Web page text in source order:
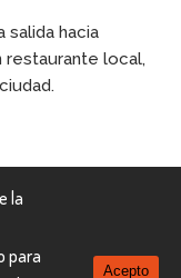
salida hacia
restaurante local,
visita del casco
restaurante en
la
para
Acepto